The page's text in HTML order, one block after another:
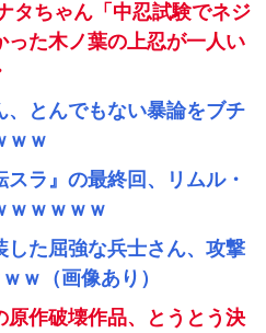
タちゃん「中忍試験でネジ
った木ノ葉の上忍が一人い
、とんでもない暴論をブチ
ｗｗ
スラ』の最終回、リムル・
ｗｗｗｗｗ
した屈強な兵士さん、攻撃
ｗ（画像あり）
原作破壊作品、とうとう決